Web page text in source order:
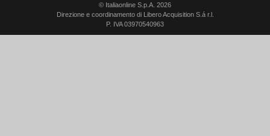
© Italiaonline S.p.A. 2026
Direzione e coordinamento di Libero Acquisition S.á r.l.
P. IVA 03970540963